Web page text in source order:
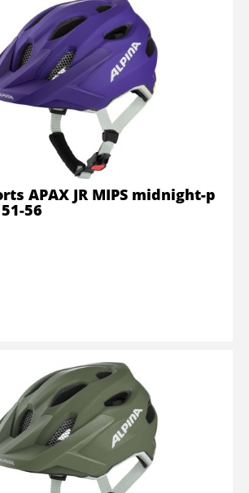
APAX JR MIPS midnight-p
56